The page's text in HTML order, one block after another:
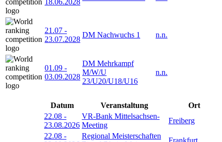
21.07 -
23.07.2028
DM Nachwuchs 1 n.n.
01.09 -
03.09.2028
DM Mehrkampf
M/W/U
23/U20/U18/U16
n.n.
Datum Veranstaltung
Ort
22.08 -
23.08.2026
VR-Bank Mittelsachsen-
Meeting
Freiberg
22.08 -
Regional Meisterschaften
Frankfurt